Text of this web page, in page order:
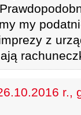
my
z
r.,